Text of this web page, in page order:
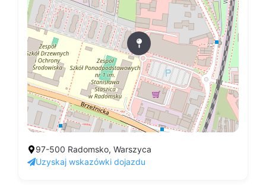
97-500 Radomsko, Warszyca
Uzyskaj wskazówki dojazdu